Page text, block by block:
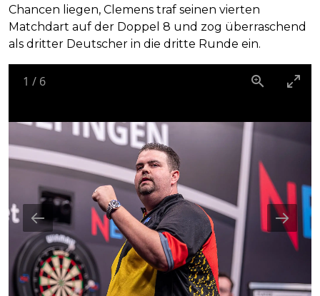
Chancen liegen, Clemens traf seinen vierten
Matchdart auf der Doppel 8 und zog überraschend
als dritter Deutscher in die dritte Runde ein.
1 / 6